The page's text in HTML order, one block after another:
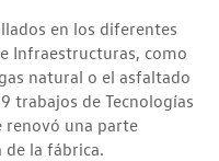
en los diferentes
Infraestructuras, como
natural o el asfaltado
trabajos de Tecnologías
renovó una parte
la fábrica.